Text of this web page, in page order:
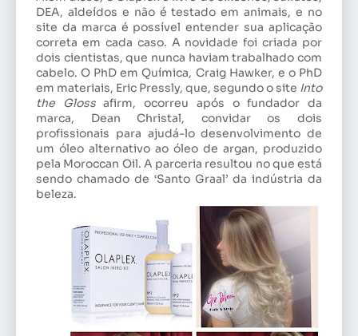
DEA, aldeídos e não é testado em animais, e no
site da marca é possível entender sua aplicação
correta em cada caso. A novidade foi criada por
dois cientistas, que nunca haviam trabalhado com
cabelo. O PhD em Química, Craig Hawker, e o PhD
em materiais, Eric Pressly, que, segundo o site Into
the Glossafirm, ocorreu após o fundador da
marca, Dean Christal, convidar os dois
profissionais para ajudá-lo desenvolvimento de
um óleo alternativo ao óleo de argan, produzido
pela Moroccan Oil. A parceria resultou no que está
sendo chamado de ‘Santo Graal’ da indústria da
beleza.